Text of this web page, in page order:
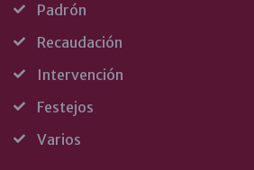
Padrón
Recaudación
Intervención
Festejos
Varios